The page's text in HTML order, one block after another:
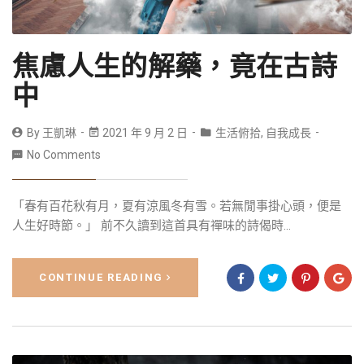
焦慮人生的解藥，竟在古詩
中
By 王凱琳 2021 年 9 月 2 日 生活俯拾, 自我成長
No Comments
「春有百花秋有月，夏有涼風冬有雪。若無閒事掛心頭，便是
人生好時節。」 前不久讀到這首具有禪味的詩偈時...
CONTINUE READING